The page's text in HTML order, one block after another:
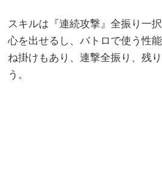
スキルは『連続攻撃』全振り一
心を出せるし、バトロで使う性
ね掛けもあり、連撃全振り、残
う。